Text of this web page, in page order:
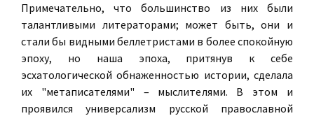
Примечательно, что большинство из них были
талантливыми литераторами; может быть, они и
стали бы видными беллетристами в более спокойную
эпоху, но наша эпоха, притянув к себе
эсхатологической обнаженностью истории, сделала
их "метаписателями" – мыслителями. В этом и
проявился универсализм русской православной